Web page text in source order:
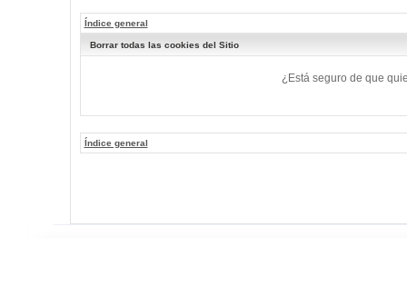
Índice general
Borrar todas las cookies del Sitio
¿Está seguro de que
Índice general